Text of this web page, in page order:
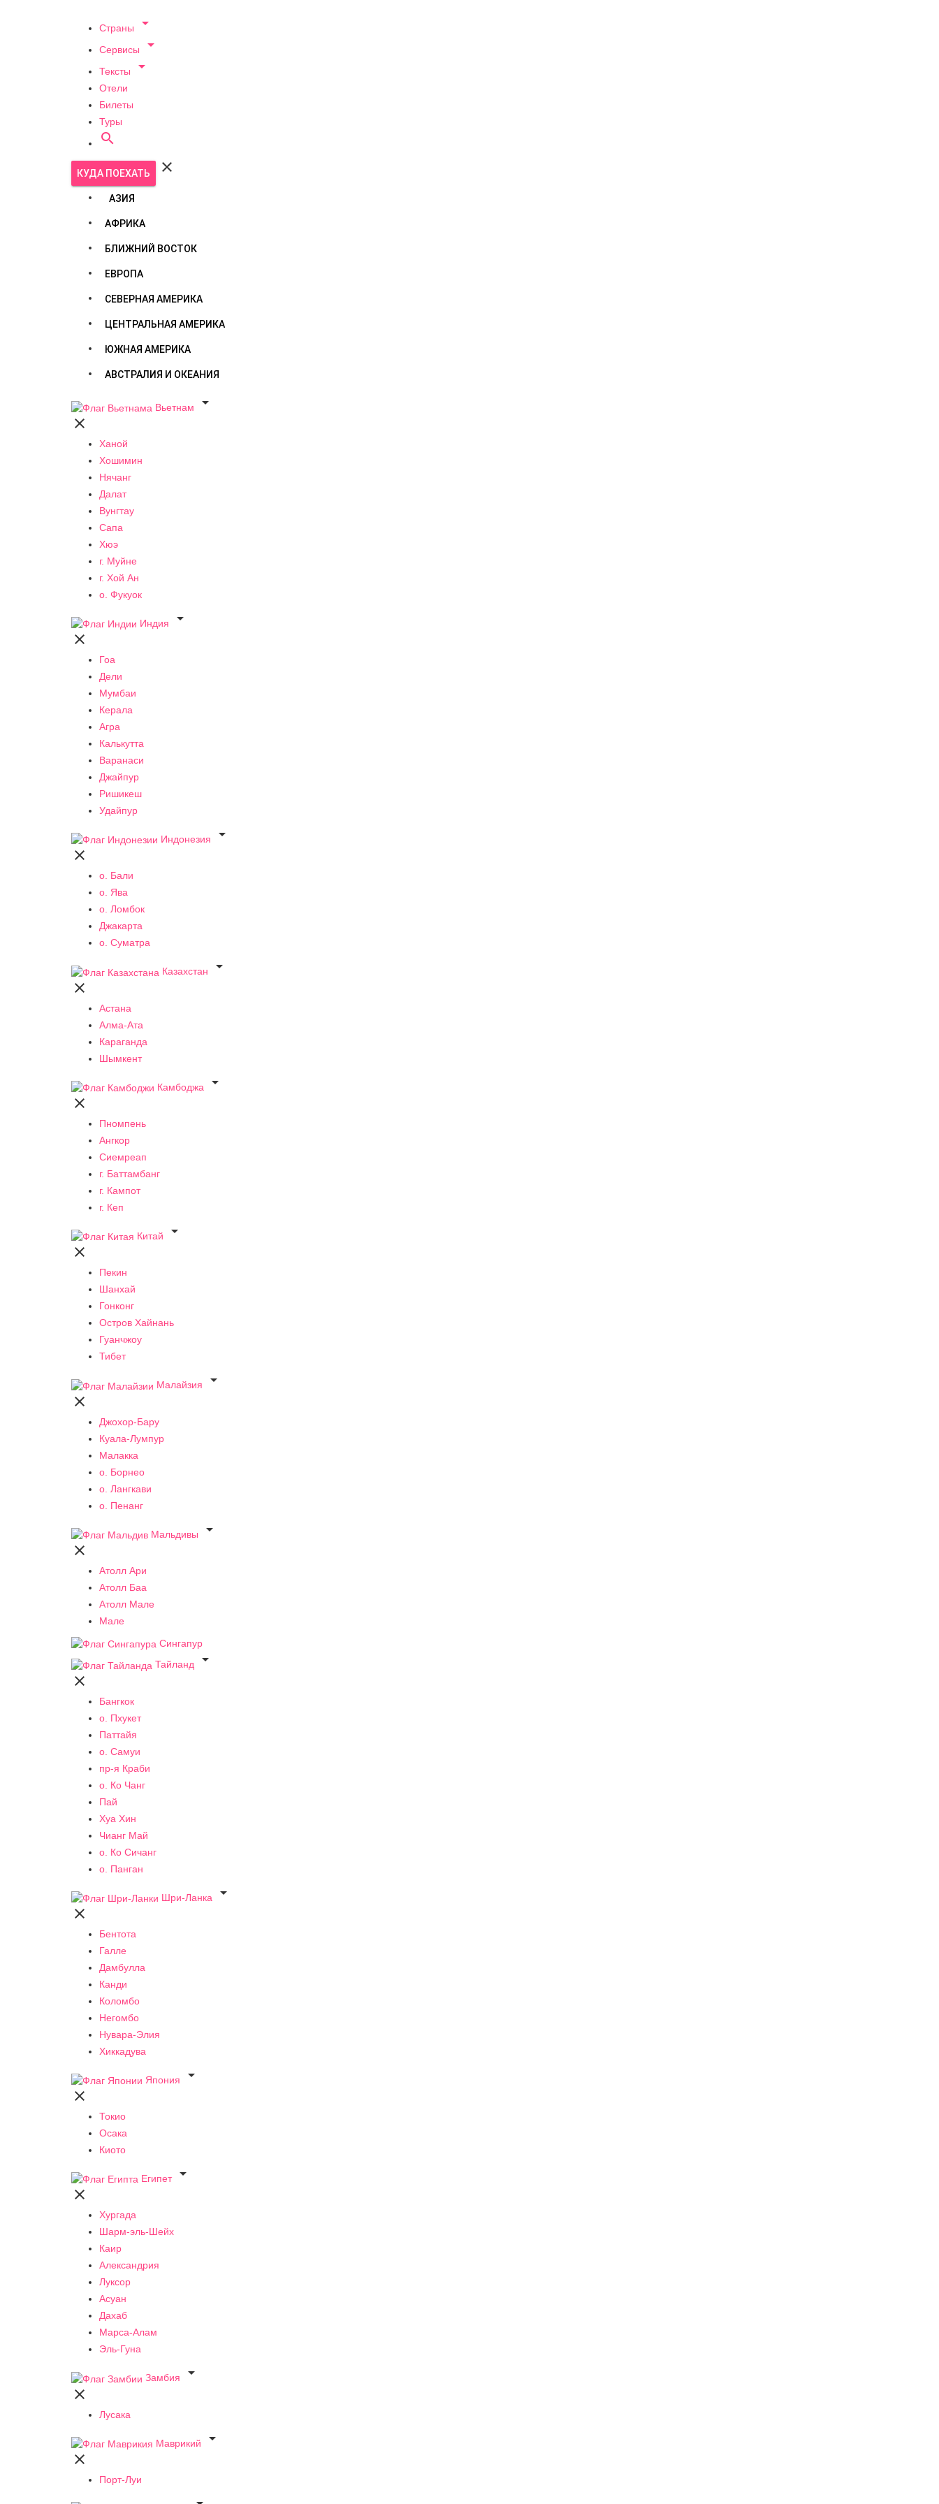
Страны 
Сервисы 
Тексты 
Отели
Билеты
Туры

КУДА ПОЕХАТЬ 
АЗИЯ
АФРИКА
БЛИЖНИЙ ВОСТОК
ЕВРОПА
СЕВЕРНАЯ АМЕРИКА
ЦЕНТРАЛЬНАЯ АМЕРИКА
ЮЖНАЯ АМЕРИКА
АВСТРАЛИЯ И ОКЕАНИЯ
Вьетнам


Ханой
Хошимин
Нячанг
Далат
Вунгтау
Сапа
Хюэ
г. Муйне
г. Хой Ан
о. Фукуок
Индия


Гоа
Дели
Мумбаи
Керала
Агра
Калькутта
Варанаси
Джайпур
Ришикеш
Удайпур
Индонезия


о. Бали
о. Ява
о. Ломбок
Джакарта
о. Суматра
Казахстан


Астана
Алма-Ата
Караганда
Шымкент
Камбоджа


Пномпень
Ангкор
Сиемреап
г. Баттамбанг
г. Кампот
г. Кеп
Китай


Пекин
Шанхай
Гонконг
Остров Хайнань
Гуанчжоу
Тибет
Малайзия


Джохор-Бару
Куала-Лумпур
Малакка
о. Борнео
о. Лангкави
о. Пенанг
Мальдивы


Атолл Ари
Атолл Баа
Атолл Мале
Мале
Сингапур
Тайланд


Бангкок
о. Пхукет
Паттайя
о. Самуи
пр-я Краби
о. Ко Чанг
Пай
Хуа Хин
Чианг Май
о. Ко Сичанг
о. Панган
Шри-Ланка


Бентота
Галле
Дамбулла
Канди
Коломбо
Негомбо
Нувара-Элия
Хиккадува
Япония


Токио
Осака
Киото
Египет


Хургада
Шарм-эль-Шейх
Каир
Александрия
Луксор
Асуан
Дахаб
Марса-Алам
Эль-Гуна
Замбия


Лусака
Маврикий


Порт-Луи